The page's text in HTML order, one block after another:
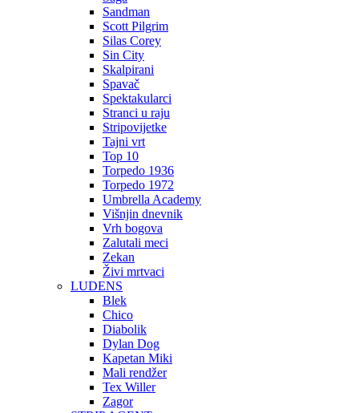
Sandman
Scott Pilgrim
Silas Corey
Sin City
Skalpirani
Spavač
Spektakularci
Stranci u raju
Stripovijetke
Tajni vrt
Top 10
Torpedo 1936
Torpedo 1972
Umbrella Academy
Višnjin dnevnik
Vrh bogova
Zalutali meci
Zekan
Živi mrtvaci
LUDENS
Blek
Chico
Diabolik
Dylan Dog
Kapetan Miki
Mali rendžer
Tex Willer
Zagor